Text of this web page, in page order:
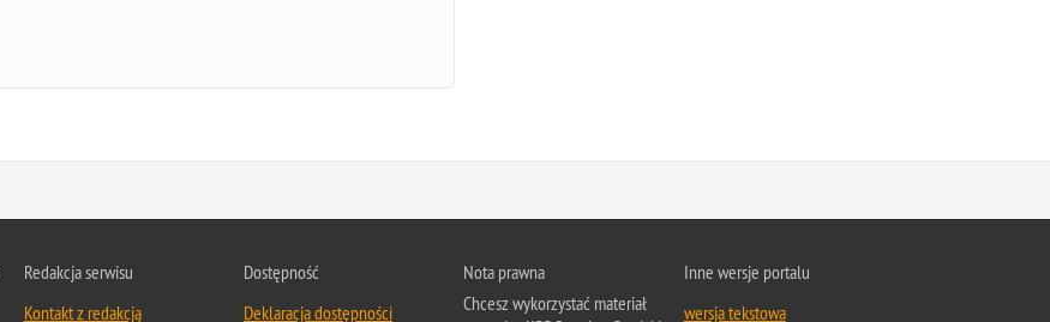
Redakcja serwisu
Kontakt z redakcją
Dostępność
Deklaracja dostępności
Nota prawna
Chcesz wykorzystać materiał
Inne wersje portalu
wersja tekstowa